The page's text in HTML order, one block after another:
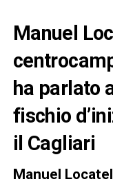
Manuel
ha parlato
fischio
il Cagliari
Manuel